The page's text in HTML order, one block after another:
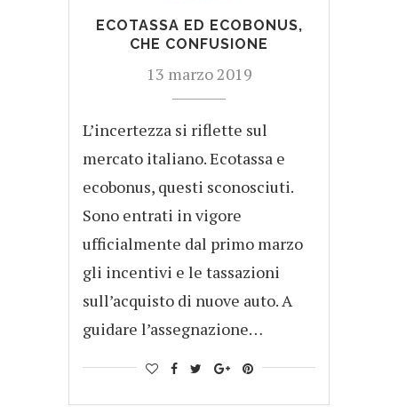
ECOTASSA ED ECOBONUS,
CHE CONFUSIONE
13 marzo 2019
L’incertezza si riflette sul
mercato italiano. Ecotassa e
ecobonus, questi sconosciuti.
Sono entrati in vigore
ufficialmente dal primo marzo
gli incentivi e le tassazioni
sull’acquisto di nuove auto. A
guidare l’assegnazione…